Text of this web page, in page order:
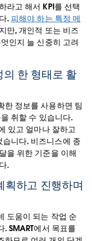
라고 해서 KPI를 선택
. 피해야 하는 특정 메
만, 개인적 또는 비즈
인지 늘 신중히 고려
의 한 형태로 활
한 정보를 사용하면 팀
취할 수 있습니다.
있고 얼마나 잘하고
니다. 비즈니스에 종
을 위한 기준을 이해
.
획하고 진행하며
도움이 되는 작업 순
SMART에서 목표를